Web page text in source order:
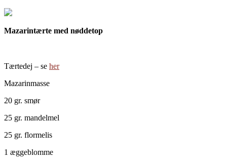
Mazarintærte med nøddetop
Tærtedej – se her
Mazarinmasse
20 gr. smør
25 gr. mandelmel
25 gr. flormelis
1 æggeblomme